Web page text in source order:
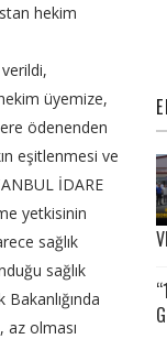
hekim
üyemize,
ödenenden
eşitlenmesi ve
İDARE
yetkisinin
sağlık
sağlık
az olması